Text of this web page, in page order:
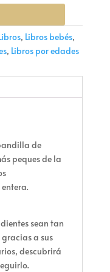
, Libros bebés,
, Libros por edades
de
peques de la
sean tan
a sus
descubrirá